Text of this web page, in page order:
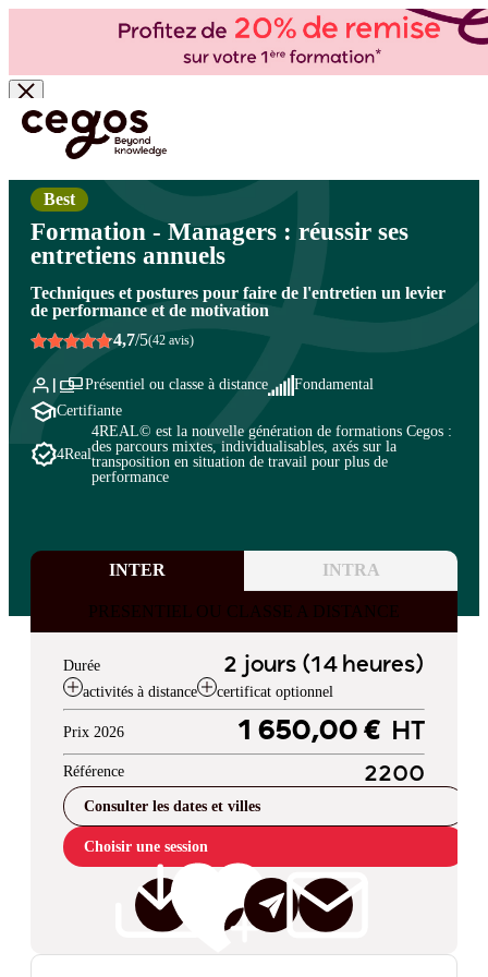
Skip to main content
Vous êtes ici : Accueil >Cegos, organisme de formation à Paris et en régions
>Métiers et pratiques des ressources humaines
Best
Formation - Managers : réussir ses
entretiens annuels
Techniques et postures pour faire de l'entretien un levier
de performance et de motivation
4,7/5(42 avis)
Présentiel ou classe à distance
Fondamental
Certifiante
4Real
4REAL© est la nouvelle génération de formations Cegos :
des parcours mixtes, individualisables, axés sur la
transposition en situation de travail pour plus de
performance
INTER INTRA
PRESENTIEL OU CLASSE A DISTANCE
Durée 2 jours (14 heures)
activités à distance certificat optionnel
Prix 2026 1 650,00 € HT
Référence 2200
Consulter les dates et villes
Choisir une session